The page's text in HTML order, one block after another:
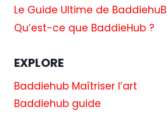
Le Guide Ultime de BaddiehuB
Qu’est-ce que BaddieHub ?
EXPLORE
Baddiehub Maîtriser l’art
Baddiehub guide